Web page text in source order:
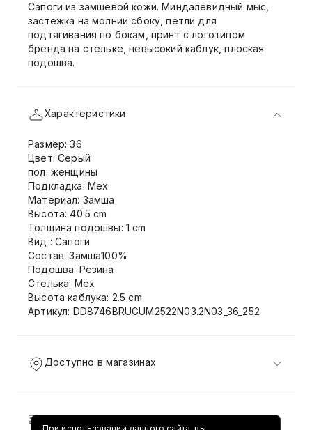
Сапоги из замшевой кожи. Миндалевидный мыс,
застежка на молнии сбоку, петли для
подтягивания по бокам, принт с логотипом
бренда на стельке, невысокий каблук, плоская
подошва.
Характеристики
Размер: 36
Цвет: Серый
пол: женщины
Подкладка: Мех
Материал: Замша
Высота: 40.5 cm
Толщина подошвы: 1 cm
Вид : Сапоги
Состав: Замша100%
Подошва: Резина
Стелька: Мех
Высота каблука: 2.5 cm
Артикул: DD8746BRUGUM2522N03.2N03_36_252
Доступно в магазинах
Доставка и возврат